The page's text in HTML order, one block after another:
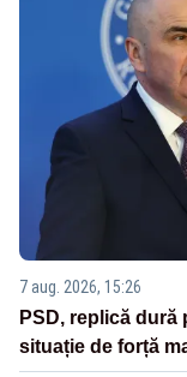
7 aug. 2026, 15:26
PSD, replică
situație de forță